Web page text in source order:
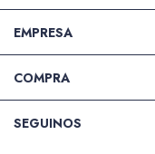
EMPRESA
COMPRA
SEGUINOS